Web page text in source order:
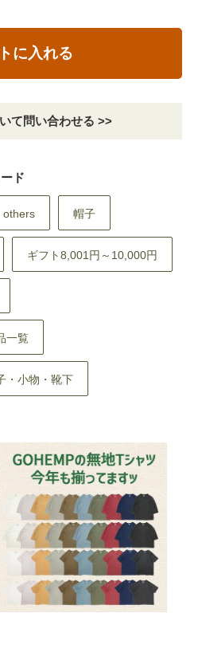
に入れる
て問い合わせる >>
ド
others 帽子
ギフト8,001円～10,000円
一覧
・小物・靴下